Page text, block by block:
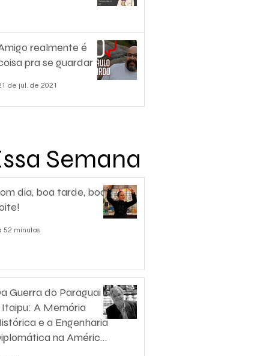
realmente é
pra se guardar
de jul. de 2021
dia, boa tarde, boa
52 minutos
Guerra do Paraguai
A Memória
e a Engenharia
na América
Semana